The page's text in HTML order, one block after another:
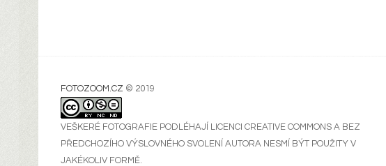
FOTOZOOM.CZ © 2019
VEŠKERÉ FOTOGRAFIE PODLÉHAJÍ LICENCI CREATIVE COMMONS A BEZ
PŘEDCHOZÍHO VÝSLOVNÉHO SVOLENÍ AUTORA NESMÍ BÝT POUŽITY V
JAKÉKOLIV FORMĚ.